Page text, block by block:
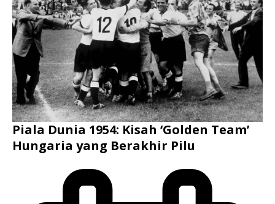
Piala Dunia 1954: Kisah ‘Golden Team’
Hungaria yang Berakhir Pilu